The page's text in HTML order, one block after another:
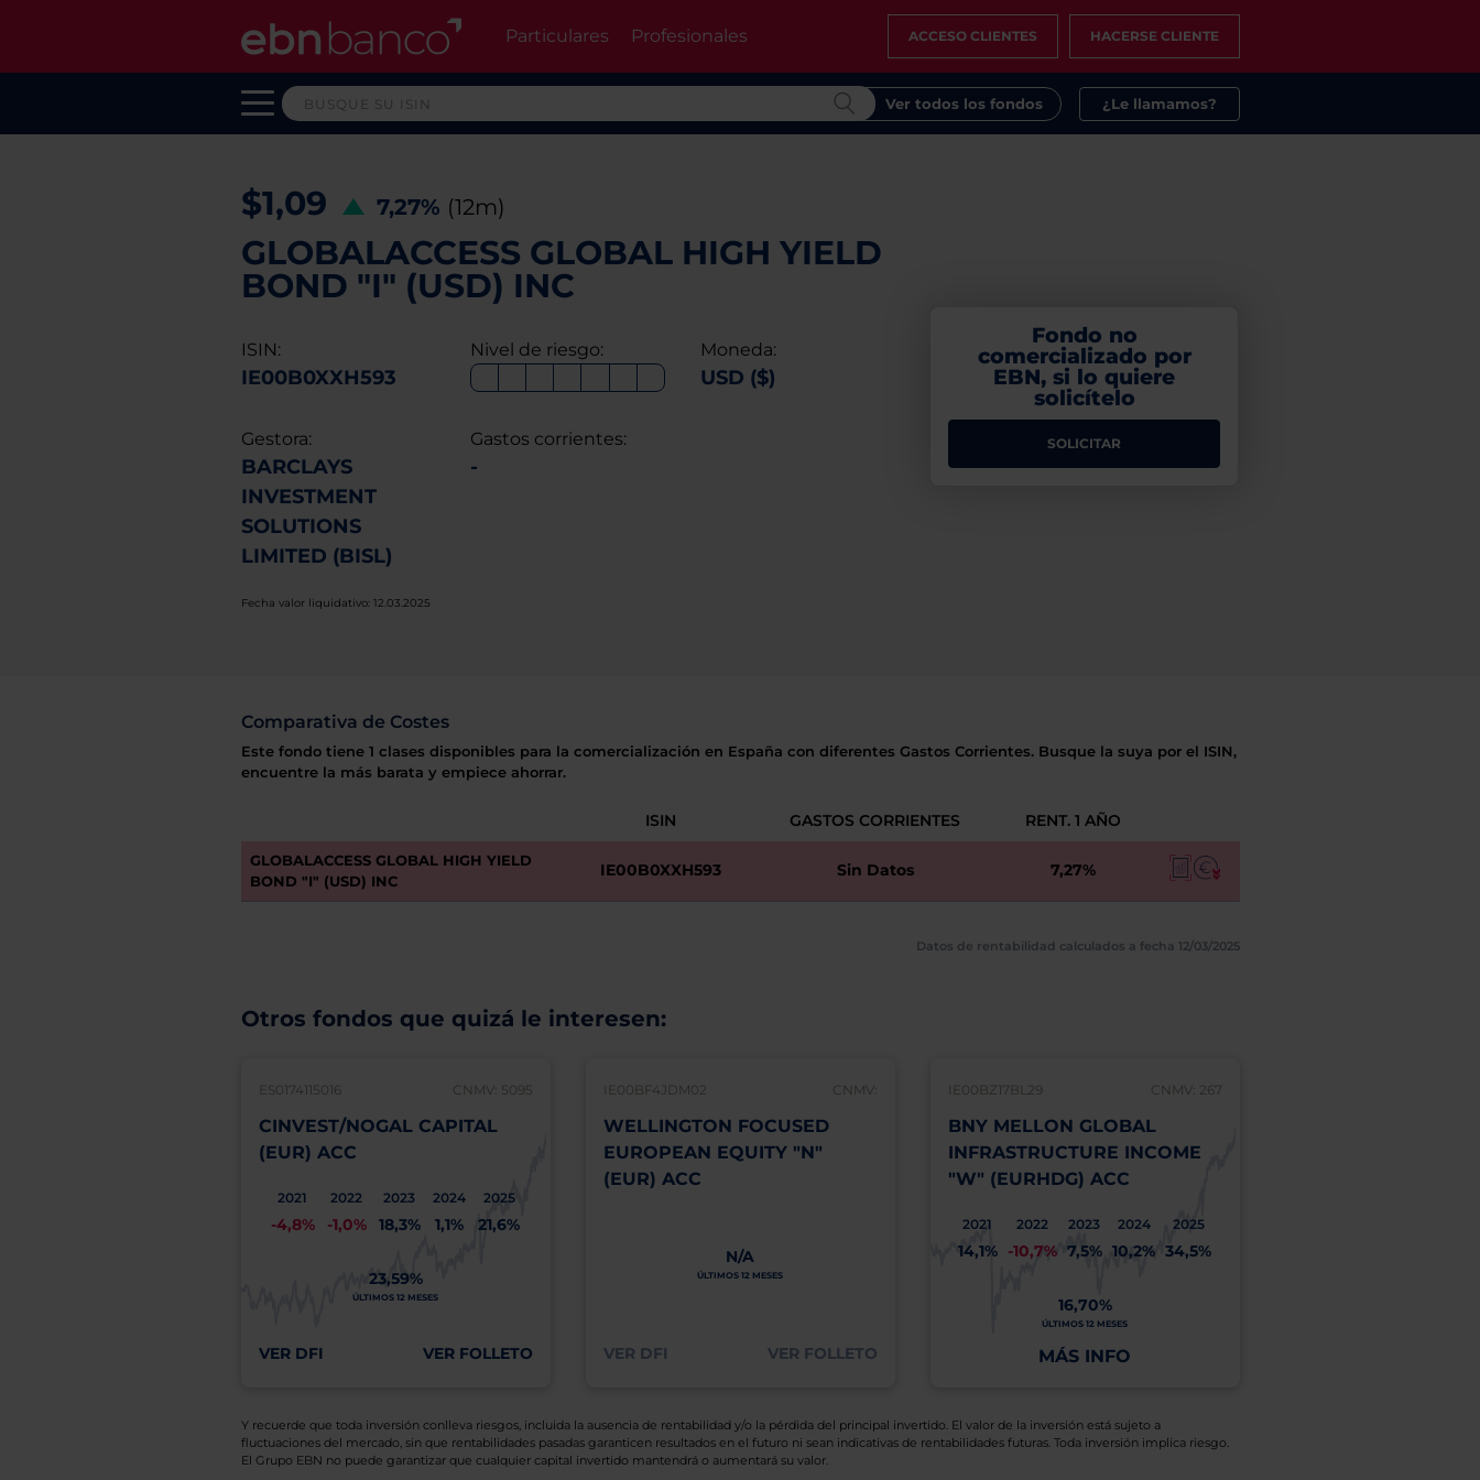
Particulares Profesionales ACCESO CLIENTES HACERSE CLIENTE
Ver todos los fondos ¿Le llamamos?
$1,09 7,27% (12m)
GLOBALACCESS GLOBAL HIGH YIELD
BOND "I" (USD) INC
ISIN:
IE00B0XXH593
Nivel de riesgo: Moneda:
USD ($)
Gestora:
BARCLAYS
INVESTMENT
SOLUTIONS
LIMITED (BISL)
Gastos corrientes:
-
Fecha valor liquidativo: 12.03.2025
Fondo no
comercializado por
EBN, si lo quiere
solicítelo
SOLICITAR
Comparativa de Costes
Este fondo tiene 1 clases disponibles para la comercialización en España con diferentes Gastos Corrientes. Busque la suya por el ISIN,
encuentre la más barata y empiece ahorrar.
ISIN GASTOS CORRIENTES RENT. 1 AÑO
GLOBALACCESS GLOBAL HIGH YIELD
BOND "I" (USD) INC
IE00B0XXH593 Sin Datos 7,27%
Datos de rentabilidad calculados a fecha 12/03/2025
Otros fondos que quizá le interesen:
ES0174115016 CNMV: 5095
CINVEST/NOGAL CAPITAL
(EUR) ACC
2021
-4,8%
2022
-1,0%
2023
18,3%
2024
1,1%
2025
21,6%
23,59%
ÚLTIMOS 12 MESES
VER DFI VER FOLLETO
IE00BF4JDM02 CNMV:
WELLINGTON FOCUSED
EUROPEAN EQUITY "N"
(EUR) ACC
N/A
ÚLTIMOS 12 MESES
VER DFI VER FOLLETO
IE00BZ17BL29 CNMV: 267
BNY MELLON GLOBAL
INFRASTRUCTURE INCOME
"W" (EURHDG) ACC
2021
14,1%
2022
-10,7%
2023
7,5%
2024
10,2%
2025
34,5%
16,70%
ÚLTIMOS 12 MESES
MÁS INFO
Y recuerde que toda inversión conlleva riesgos, incluida la ausencia de rentabilidad y/o la pérdida del principal invertido. El valor de la inversión está sujeto a
fluctuaciones del mercado, sin que rentabilidades pasadas garanticen resultados en el futuro ni sean indicativas de rentabilidades futuras. Toda inversión implica riesgo.
El Grupo EBN no puede garantizar que cualquier capital invertido mantendrá o aumentará su valor.